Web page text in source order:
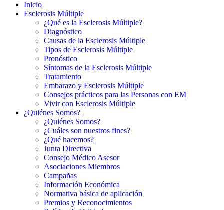
Inicio
Esclerosis Múltiple
¿Qué es la Esclerosis Múltiple?
Diagnóstico
Causas de la Esclerosis Múltiple
Tipos de Esclerosis Múltiple
Pronóstico
Síntomas de la Esclerosis Múltiple
Tratamiento
Embarazo y Esclerosis Múltiple
Consejos prácticos para las Personas con EM
Vivir con Esclerosis Múltiple
¿Quiénes Somos?
¿Quiénes Somos?
¿Cuáles son nuestros fines?
¿Qué hacemos?
Junta Directiva
Consejo Médico Asesor
Asociaciones Miembros
Campañas
Información Económica
Normativa básica de aplicación
Premios y Reconocimientos